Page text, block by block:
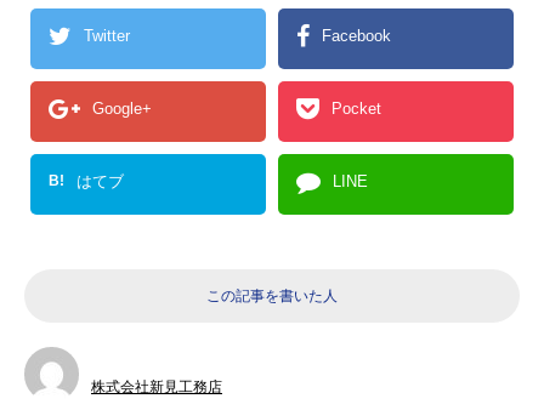
Twitter Facebook
Google+ Pocket
B! はてブ LINE
この記事を書いた人
株式会社新見工務店